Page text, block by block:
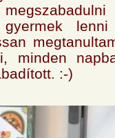
lenni
minden
:-)